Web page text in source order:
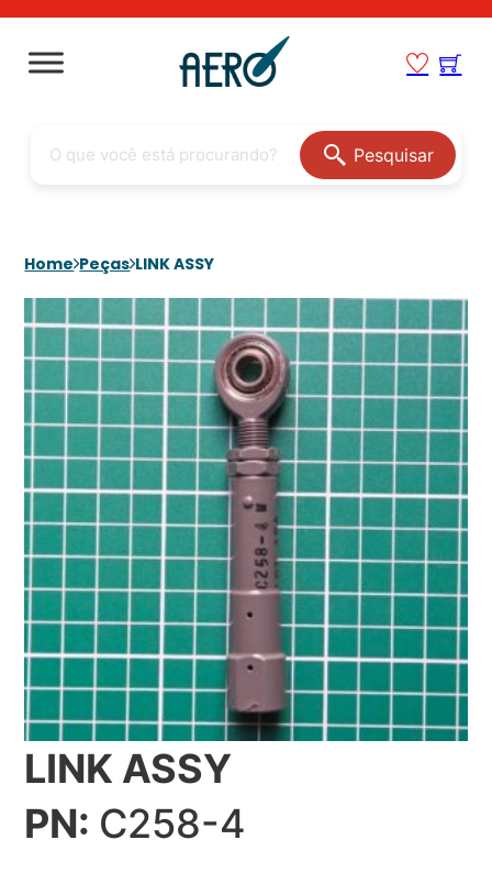
Pesquisar
Home Peças LINK ASSY
LINK ASSY
PN: C258-4